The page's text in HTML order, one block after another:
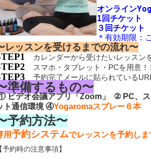
オンライン
1回チケット
３回チケッ
＊有効期限：
レッスンを受けるまでの流れ〜
スマホ・タブレット・PCを用意！
予約完了メールに貼られている
準備するもの〜
ビデオ会議アプリ「Zoom」 ② PC、ス
ト通信環境 ④Yogaromaスプレー６本
予約方法〜
用予約システムでレッスンを予約しま
【予約時の注意事項】